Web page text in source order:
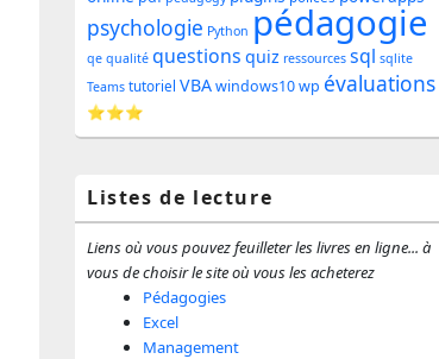
la
barre
latérale
psychologie Python pédagogie
qe qualité questions quiz ressources sql sqlite
Teams tutoriel VBAwindows10wp évaluations
⭐⭐⭐
Listes de lecture
Liens où vous pouvez feuilleter les livres en ligne... à
vous de choisir le site où vous les acheterez
Pédagogies
Excel
Management